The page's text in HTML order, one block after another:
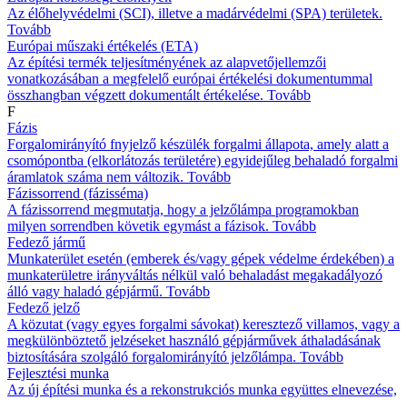
Az élőhelyvédelmi (SCI), illetve a madárvédelmi (SPA) területek.
Tovább
Európai műszaki értékelés (ETA)
Az építési termék teljesítményének az alapvetőjellemzői
vonatkozásában a megfelelő európai értékelési dokumentummal
összhangban végzett dokumentált értékelése. Tovább
F
Fázis
Forgalomirányító fnyjelző készülék forgalmi állapota, amely alatt a
csomópontba (elkorlátozás területére) egyidejűleg behaladó forgalmi
áramlatok száma nem változik. Tovább
Fázissorrend (fázisséma)
A fázissorrend megmutatja, hogy a jelzőlámpa programokban
milyen sorrendben követik egymást a fázisok. Tovább
Fedező jármű
Munkaterület esetén (emberek és/vagy gépek védelme érdekében) a
munkaterületre irányváltás nélkül való behaladást megakadályozó
álló vagy haladó gépjármű. Tovább
Fedező jelző
A közutat (vagy egyes forgalmi sávokat) keresztező villamos, vagy a
megkülönböztető jelzéseket használó gépjárművek áthaladásának
biztosítására szolgáló forgalomirányító jelzőlámpa. Tovább
Fejlesztési munka
Az új építési munka és a rekonstrukciós munka együttes elnevezése,